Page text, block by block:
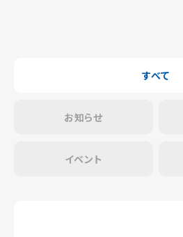
すべて
お知らせ
イベント